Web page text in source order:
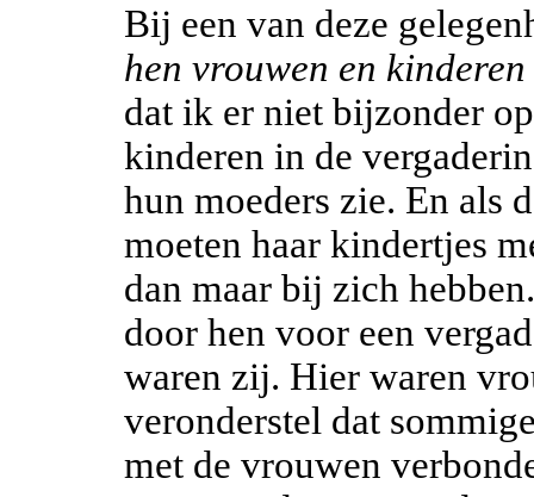
Bij een van deze
hen vrouwen en
dat ik er niet bijzonder
kinderen in de
hun moeders zie. En als
moeten haar kindertjes
dan maar bij zich
door hen voor een
waren zij. Hier waren
veronderstel dat
met de vrouwen